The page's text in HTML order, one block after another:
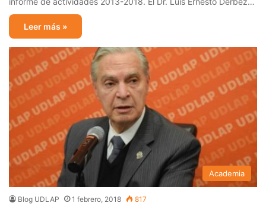
Leer más »
Academia
Blog UDLAP 1 febrero, 2018 817